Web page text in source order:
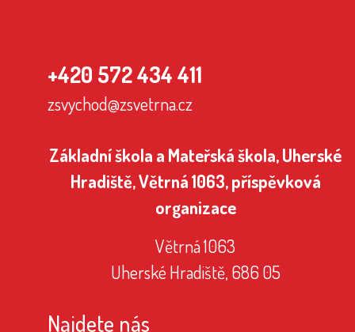
+420 572 434 411
zsvychod@zsvetrna.cz
Základní škola a Mateřská škola, Uherské
Hradiště, Větrná 1063, příspěvková
organizace
Větrná 1063
Uherské Hradiště, 686 05
Najdete nás